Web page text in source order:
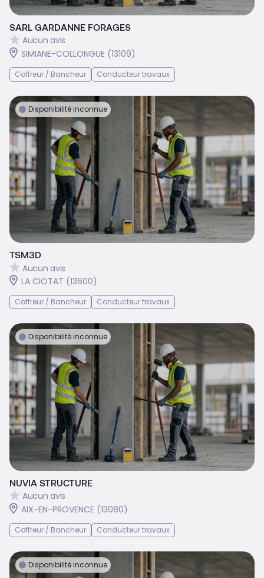
SARL GARDANNE FORAGES
Aucun avis
SIMIANE-COLLONGUE (13109)
Coffreur / Bancheur Conducteur travaux
Disponibilité inconnue
TSM3D
Aucun avis
LA CIOTAT (13600)
Coffreur / Bancheur Conducteur travaux
Disponibilité inconnue
NUVIA STRUCTURE
Aucun avis
AIX-EN-PROVENCE (13080)
Coffreur / Bancheur Conducteur travaux
Disponibilité inconnue